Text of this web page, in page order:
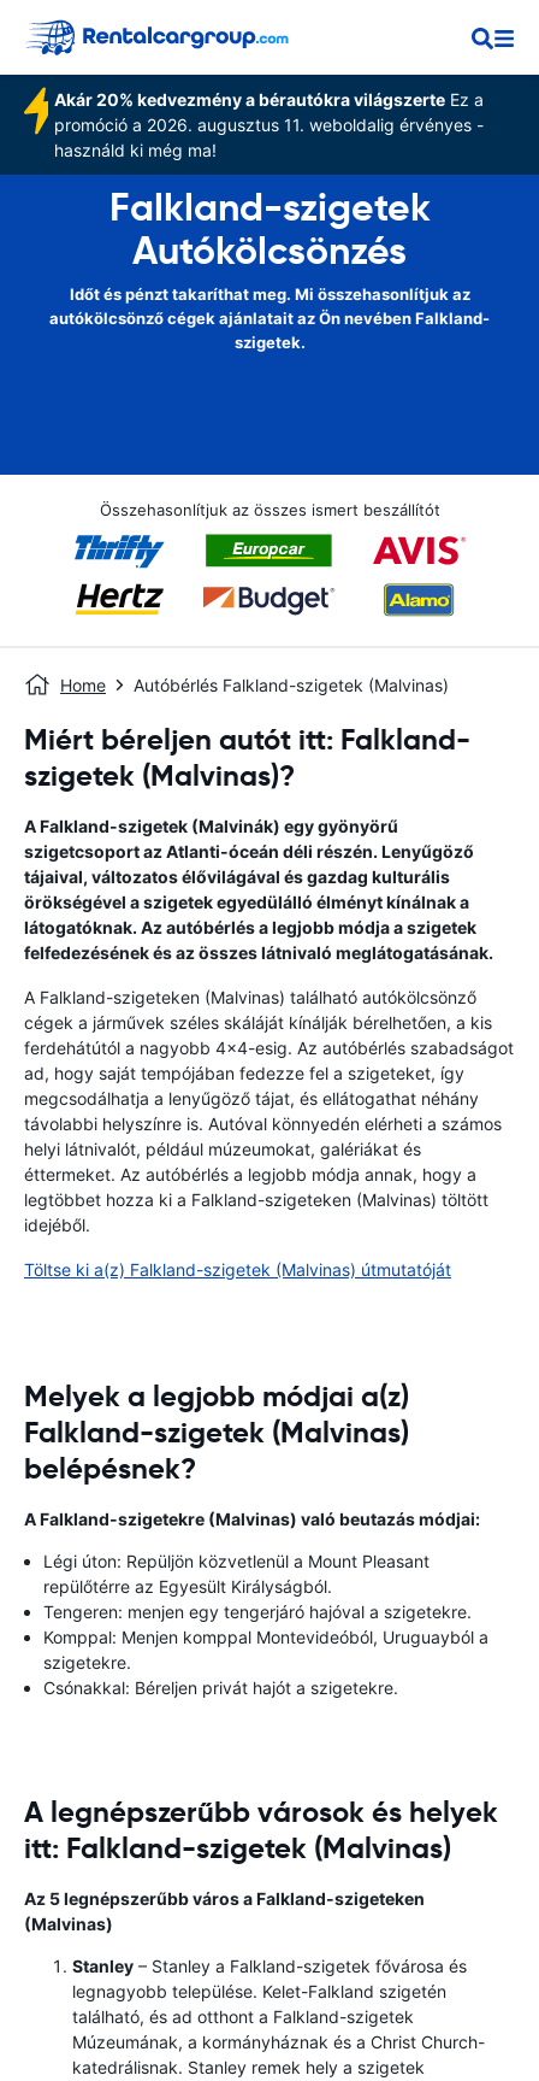
Akár 20% kedvezmény a bérautókra világszerteEz a
promóció a 2026. augusztus 11. weboldalig érvényes -
használd ki még ma!
Falkland-szigetek
Autókölcsönzés
Időt és pénzt takaríthat meg. Mi összehasonlítjuk az
autókölcsönző cégek ajánlatait az Ön nevében Falkland-
szigetek.
Összehasonlítjuk az összes ismert beszállítót
Home Autóbérlés Falkland-szigetek (Malvinas)
Miért béreljen autót itt: Falkland-
szigetek (Malvinas)?
A Falkland-szigetek (Malvinák) egy gyönyörű
szigetcsoport az Atlanti-óceán déli részén. Lenyűgöző
tájaival, változatos élővilágával és gazdag kulturális
örökségével a szigetek egyedülálló élményt kínálnak a
látogatóknak. Az autóbérlés a legjobb módja a szigetek
felfedezésének és az összes látnivaló meglátogatásának.
A Falkland-szigeteken (Malvinas) található autókölcsönző
cégek a járművek széles skáláját kínálják bérelhetően, a kis
ferdehátútól a nagyobb 4x4-esig. Az autóbérlés szabadságot
ad, hogy saját tempójában fedezze fel a szigeteket, így
megcsodálhatja a lenyűgöző tájat, és ellátogathat néhány
távolabbi helyszínre is. Autóval könnyedén elérheti a számos
helyi látnivalót, például múzeumokat, galériákat és
éttermeket. Az autóbérlés a legjobb módja annak, hogy a
legtöbbet hozza ki a Falkland-szigeteken (Malvinas) töltött
idejéből.
Töltse ki a(z) Falkland-szigetek (Malvinas) útmutatóját
Melyek a legjobb módjai a(z)
Falkland-szigetek (Malvinas)
belépésnek?
A Falkland-szigetekre (Malvinas) való beutazás módjai:
Légi úton: Repüljön közvetlenül a Mount Pleasant
repülőtérre az Egyesült Királyságból.
Tengeren: menjen egy tengerjáró hajóval a szigetekre.
Komppal: Menjen komppal Montevideóból, Uruguayból a
szigetekre.
Csónakkal: Béreljen privát hajót a szigetekre.
A legnépszerűbb városok és helyek
itt: Falkland-szigetek (Malvinas)
Az 5 legnépszerűbb város a Falkland-szigeteken
(Malvinas)
Stanley – Stanley a Falkland-szigetek fővárosa és
legnagyobb települése. Kelet-Falkland szigetén
található, és ad otthont a Falkland-szigetek
Múzeumának, a kormányháznak és a Christ Church-
katedrálisnak. Stanley remek hely a szigetek